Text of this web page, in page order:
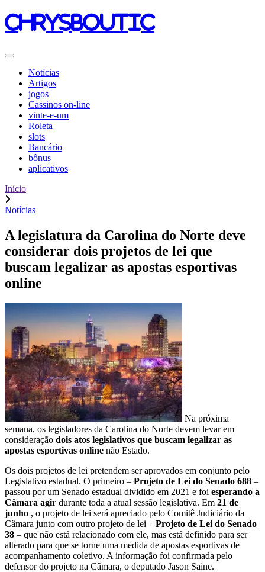
chrysboutic
Notícias
Artigos
jogos
Cassinos on-line
vinte-e-um
Roleta
slots
Bancário
bônus
aplicativos
Início
Notícias
A legislatura da Carolina do Norte deve
considerar dois projetos de lei que
buscam legalizar as apostas esportivas
online
Na próxima
semana, os legisladores da Carolina do Norte devem levar em
consideração dois atos legislativos que buscam legalizar as
apostas esportivas online não Estado.
Os dois projetos de lei pretendem ser aprovados em conjunto pelo
Legislativo estadual. O primeiro – Projeto de Lei do Senado 688 –
passou por um Senado estadual dividido em 2021 e foi esperando a
Câmara agir durante toda a atual sessão legislativa. Em 21 de
junho , o projeto de lei será apreciado pelo Comitê Judiciário da
Câmara junto com outro projeto de lei – Projeto de Lei do Senado
38 – que não está relacionado com ele, mas está definido para ser
alterado para que se torne uma medida de apostas esportivas de
acompanhamento coletivo. A informação foi confirmada pelo
defensor do projeto na Câmara, o deputado Jason Saine.